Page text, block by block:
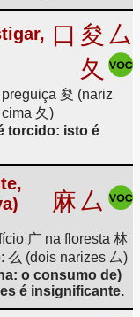
口 夋 厶
夂
夋 (nariz
夂)
torcido: isto é
麻厶
广 na floresta 林
么 (dois narizes 厶)
o consumo de)
é insignificante.